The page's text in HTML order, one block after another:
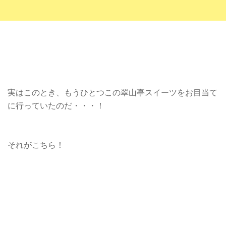
実はこのとき、もうひとつこの翠山亭スイーツをお目当て
に行っていたのだ・・・！
それがこちら！